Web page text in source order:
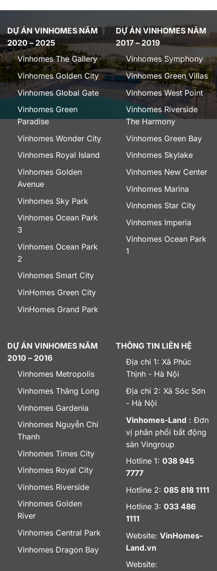
DỰ ÁN VINHOMES NĂM
2020 – 2025
Vinhomes The Gallery
Vinhomes Golden City
Vinhomes Global Gate
Vinhomes Green
Paradise
Vinhomes Wonder City
Vinhomes Royal Island
Vinhomes Golden
Avenue
Vinhomes Sky Park
Vinhomes Ocean Park
3
Vinhomes Ocean Park
2
Vinhomes Smart City
VinHomes Green City
VinHomes Grand Park
DỰ ÁN VINHOMES NĂM
2017 – 2019
Vinhomes Symphony
Vinhomes Green Villas
Vinhomes West Point
Vinhomes Riverside
The Harmony
Vinhomes Green Bay
Vinhomes Skylake
Vinhomes New Center
Vinhomes Marina
Vinhomes Star City
Vinhomes Imperia
Vinhomes Ocean Park
1
DỰ ÁN VINHOMES NĂM
2010 – 2016
Vinhomes Metropolis
Vinhomes Thăng Long
Vinhomes Gardenia
Vinhomes Nguyễn Chí
Thanh
Vinhomes Times City
Vinhomes Royal City
Vinhomes Riverside
Vinhomes Golden
River
Vinhomes Central Park
Vinhomes Dragon Bay
THÔNG TIN LIÊN HỆ
Địa chỉ 1: Xã Phúc
Thịnh - Hà Nội
Địa chỉ 2: Xã Sóc Sơn
- Hà Nội
Vinhomes-Land : Đơn
vị phân phối bất động
sản Vingroup
Hotline 1: 038 945
7777
Hotline 2: 085 818 1111
Hotline 3: 033 486
1111
Website: VinHomes-
Land.vn
Website: